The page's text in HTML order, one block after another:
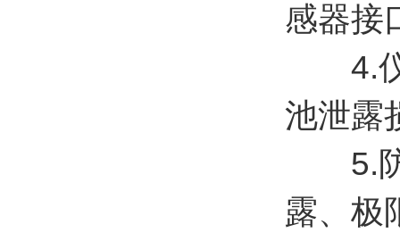
感器接
4.仪
池泄露
5.防
露、极